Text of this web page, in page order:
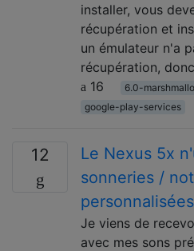
installer, vous
récupération et
un émulateur n'a
récupération,
16
6.0-
google-play-services
12
Le Nexus 5x
sonneries /
personnalisées
Je viens de
avec mes sons